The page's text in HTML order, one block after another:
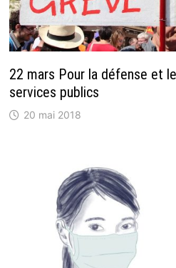
22 mars Pour la défense et
services publics
20 mai 2018